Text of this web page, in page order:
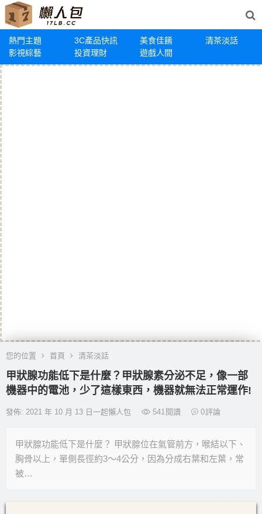
熱門主題 3C產品快訊 美食佳餚
清茶淡話
影視綜藝
投資理財 遊戲人間
您的位置 首頁 清茶淡話
甲狀腺功能低下是什麼？甲狀腺素分泌不足，像一部
機器中的電池，少了這樣東西，機器就無法正常運作!
發佈: 2021 年 10 月 13 日一起懶人包 541 閱讀 0評論
甲狀腺功能低下是什麼？ 甲狀腺位在氣管前方，喉結以下、
胸骨以上，單側長徑約3～4公分，因為分成右葉和左葉，常
被…